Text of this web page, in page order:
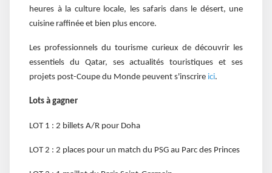
heures à la culture locale, les safaris dans le désert, une
cuisine raffinée et bien plus encore.
Les professionnels du tourisme curieux de découvrir les
essentiels du Qatar, ses actualités touristiques et ses
projets post-Coupe du Monde peuvent s'inscrire ici.
Lots à gagner
LOT 1 : 2 billets A/R pour Doha
LOT 2 : 2 places pour un match du PSG au Parc des Princes